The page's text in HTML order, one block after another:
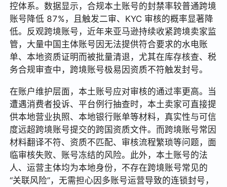
控体系。数据显示，合规本土账号的封禁率较普通跨境
账号降低 87%，且触发二审、KYC 审核的概率显著降
低。反观跨境账号，近年来亚马逊持续收紧跨境卖家监
管，大量中国主体账号因无法提供符合要求的水电账
单、本地资质证明而被批量清退，尤其在库存核查、税
务合规审查中，跨境账号极易因资质不符触发封号。
在账户维护层面，本土账号应对审核的通过率更高。当
遭遇消费者投诉、平台例行抽查时，本土卖家可直接提
供本地营业执照、本地银行账单等材料，真实性与可信
度远超跨境账号提交的跨国资质文件。而跨境账号常因
材料翻译不符、资质不匹配、审核流程繁琐等问题，面
临审核失败、账号冻结的风险。此外，本土账号的法
人、运营主体均为本地身份，不存在跨境账号常见的
“关联风险”，无需担心因多账号运营导致的连锁封号，